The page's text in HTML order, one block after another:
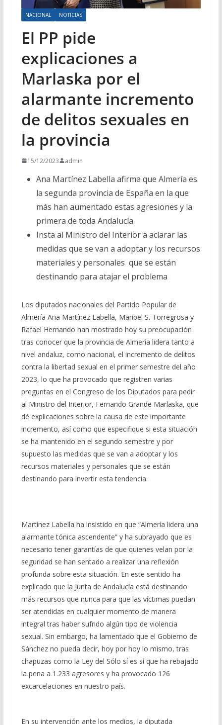
NACIONAL NOTICIAS
El PP pide
explicaciones a
Marlaska por el
alarmante incremento
de delitos sexuales en
la provincia
15/12/2023 admin
Ana Martínez Labella afirma que Almería es
la segunda provincia de España en la que
más han aumentado estas agresiones y la
primera de toda Andalucía
Insta al Ministro del Interior a aclarar las
medidas que se van a adoptar y los recursos
materiales y personales que se están
destinando para atajar el problema
Los diputados nacionales del Partido Popular de
Almería Ana Martínez Labella, Maribel S. Torregrosa y
Rafael Hernando han mostrado hoy su preocupación
tras conocer que la provincia de Almería lidera tanto a
nivel andaluz, como nacional, el incremento de delitos
contra la libertad sexual en el primer semestre del año
2023, lo que ha provocado que registren varias
preguntas en el Congreso de los Diputados para pedir
al Ministro del Interior, Fernando Grande Marlaska, que
dé explicaciones sobre la causa de este importante
incremento, así como que especifique si esta situación
se ha mantenido en el segundo semestre y por
supuesto las medidas que se van a adoptar y los
recursos materiales y personales que se están
destinando para invertir esta tendencia.
Martínez Labella ha insistido en que “Almería lidera una
alarmante tónica ascendente” y ha subrayado que es
necesario tener garantías de que quienes velan por la
seguridad se han sentado a realizar una reflexión
profunda sobre esta situación. En este sentido ha
explicado que la Junta de Andalucía está destinando
más recursos que nunca para que las víctimas puedan
ser atendidas en cualquier momento de manera
integral tras haber sufrido algún tipo de violencia
sexual. Sin embargo, ha lamentado que el Gobierno de
Sánchez no pueda decir, hoy por hoy lo mismo, tras
chapuzas como la Ley del Sólo sí es sí que ha rebajado
la pena a 1.233 agresores y ha provocado 126
excarcelaciones en nuestro país.
En su intervención ante los medios, la diputada